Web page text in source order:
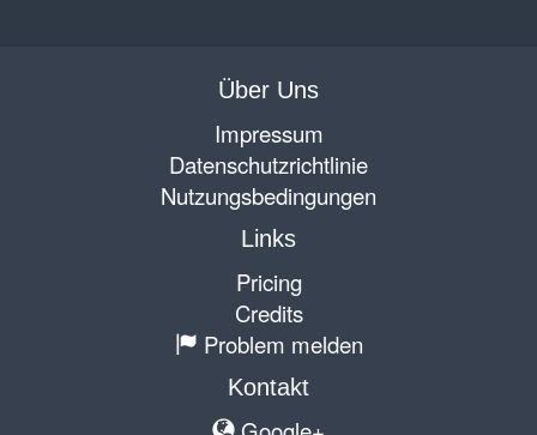
Über Uns
Impressum
Datenschutzrichtlinie
Nutzungsbedingungen
Links
Pricing
Credits
Problem melden
Kontakt